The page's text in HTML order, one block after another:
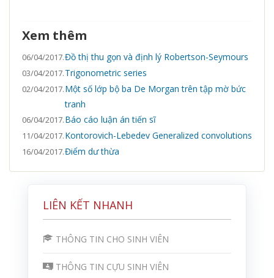
LIÊN KẾT NHANH
THÔNG TIN CHO SINH VIÊN
THÔNG TIN CỰU SINH VIÊN
Xem thêm
06/04/2017.Đồ thị thu gọn và định lý Robertson-Seymours
03/04/2017.Trigonometric series
02/04/2017.Một số lớp bộ ba De Morgan trên tập mờ bức
tranh
06/04/2017.Báo cáo luận án tiến sĩ
11/04/2017.Kontorovich-Lebedev Generalized convolutions
16/04/2017.Điểm dư thừa